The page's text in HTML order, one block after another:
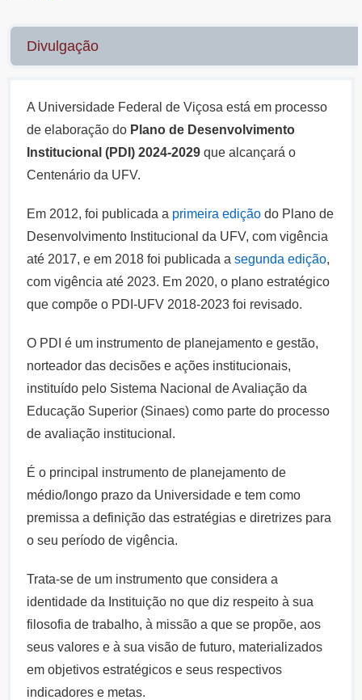
Divulgação
A Universidade Federal de Viçosa está em processo
de elaboração do Plano de Desenvolvimento
Institucional (PDI) 2024-2029que alcançará o
Centenário da UFV.
Em 2012, foi publicada a primeira ediçãodo Plano de
Desenvolvimento Institucional da UFV, com vigência
até 2017, e em 2018 foi publicada a segunda edição,
com vigência até 2023. Em 2020, o plano estratégico
que compõe o PDI-UFV 2018-2023 foi revisado.
O PDI é um instrumento de planejamento e gestão,
norteador das decisões e ações institucionais,
instituído pelo Sistema Nacional de Avaliação da
Educação Superior (Sinaes) como parte do processo
de avaliação institucional.
É o principal instrumento de planejamento de
médio/longo prazo da Universidade e tem como
premissa a definição das estratégias e diretrizes para
o seu período de vigência.
Trata-se de um instrumento que considera a
identidade da Instituição no que diz respeito à sua
filosofia de trabalho, à missão a que se propõe, aos
seus valores e à sua visão de futuro, materializados
em objetivos estratégicos e seus respectivos
indicadores e metas.